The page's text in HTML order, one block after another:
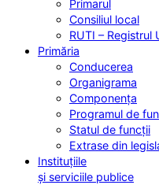
Primarul
Consiliul local
RUTI – Registrul
Primăria
Conducerea
Organigrama
Componența
Programul de
Statul de funcții
Extrase din
Instituțiile
și serviciile publice